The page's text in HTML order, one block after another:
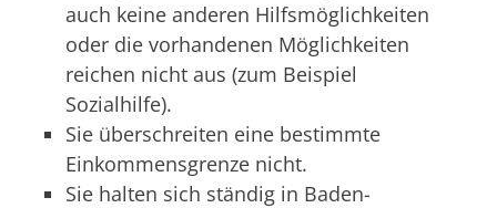
auch keine anderen Hilfsmöglichkeiten
oder die vorhandenen Möglichkeiten
reichen nicht aus (zum Beispiel
Sozialhilfe).
Sie überschreiten eine bestimmte
Einkommensgrenze nicht.
Sie halten sich ständig in Baden-